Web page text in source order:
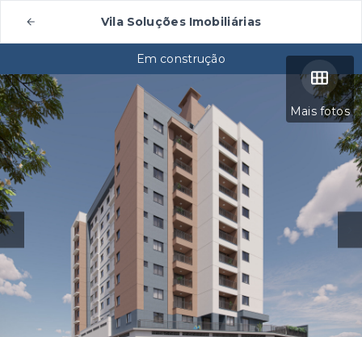
Vila Soluções Imobiliárias
Mais fotos
Em construção